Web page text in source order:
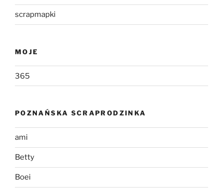
scrapmapki
MOJE
365
POZNAŃSKA SCRAPRODZINKA
ami
Betty
Boei